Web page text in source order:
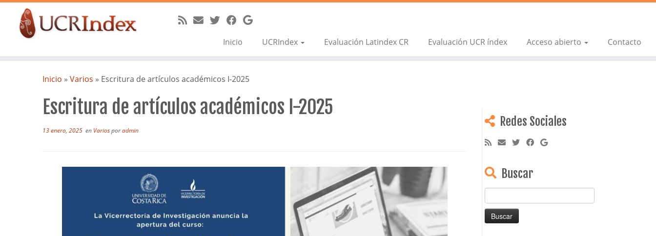
Inicio UCRIndex Evaluación Latindex CR Evaluación UCR índex Acceso abierto Contacto
Inicio » Varios » Escritura de artículos académicos I-2025
Escritura de artículos académicos I-2025
13 enero, 2025 en Variosporadmin
Redes Sociales
Buscar
Buscar: